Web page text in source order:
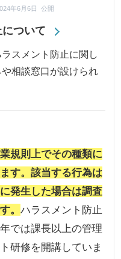
ついて
年6月6日 公開
スメント防止に関し
相談窓口が設けられ
規則上でその種類に
す。該当する行為は
発生した場合は調査
。ハラスメント防止
では課長以上の管理
研修を開講していま